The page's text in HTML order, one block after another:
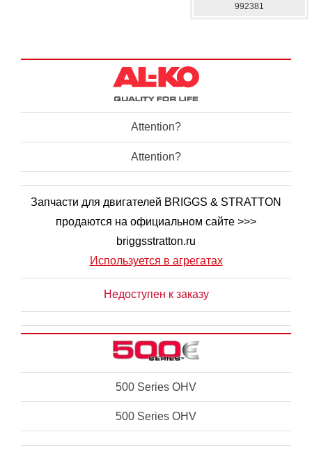
992381
Attention?
Attention?
Запчасти для двигателей BRIGGS & STRATTON
продаются на официальном сайте >>>
briggsstratton.ru
Используется в агрегатах
Недоступен к заказу
500 Series OHV
500 Series OHV